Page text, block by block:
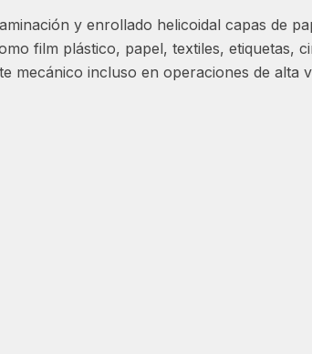
y enrollado helicoidal capas de
film plástico, papel, textiles, etiquetas,
mecánico incluso en operaciones de alta